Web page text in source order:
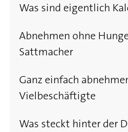
Was sind eigentlich
Abnehmen ohne
Sattmacher
Ganz einfach
Vielbeschäftigte
Was steckt hinter der